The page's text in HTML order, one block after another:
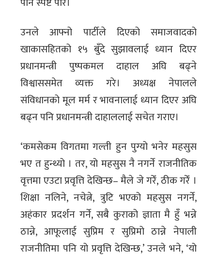
उनले आफ्नो पार्टीले दिएको समाजवादको
खाकासहितको १५ बुँदे सुझावलाई ध्यान दिएर
प्रधानमन्त्री पुष्पकमल दाहाल अघि बढ्ने
विश्वाससमेत व्यक्त गरे। अध्यक्ष नेपालले
संविधानको मूल मर्म र भावनालाई ध्यान दिएर अघि
बढ्न पनि प्रधानमन्त्री दाहाललाई सचेत गराए।
‘कमसेकम विगतमा गल्ती हुन पुग्यो भनेर महसुस
भए त हुन्थ्यो । तर, यो महसुस नै नगर्ने राजनीतिक
वृत्तमा एउटा प्रवृत्ति देखिन्छ– मैले जे गरेँ, ठीक गरेँ ।
शिक्षा नलिने, नचेत्ने, त्रुटि भएको महसुस नगर्ने,
अहंकार प्रदर्शन गर्ने, सबै कुराको ज्ञाता मै हुँ भन्ने
ठान्ने, आफूलाई सुप्रिम र सुप्रिमो ठान्ने नेपाली
राजनीतिमा पनि यो प्रवृत्ति देखिन्छ,’ उनले भने, ‘यो